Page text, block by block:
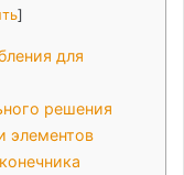
]
для
решения
элементов